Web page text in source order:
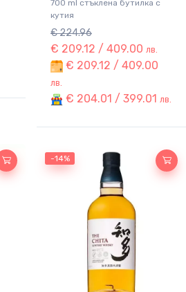
700 ml стъклена бутилка с
кутия
€ 224.96
€ 209.12 / 409.00 лв.
€ 209.12 / 409.00
лв.
€ 204.01 / 399.01 лв.
-14%